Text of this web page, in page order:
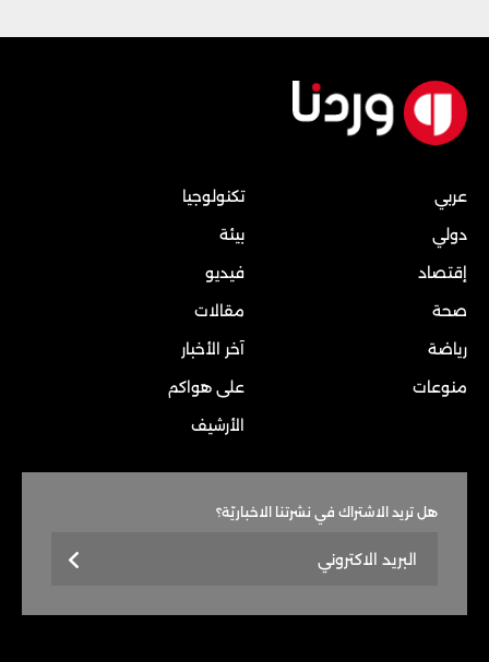
عربي
دولي
إقتصاد
صحة
رياضة
منوعات
تكنولوجيا
بيئة
فيديو
مقالات
آخر الأخبار
على هواكم
الأرشيف
هل تريد الاشتراك في نشرتنا الاخباريّة؟